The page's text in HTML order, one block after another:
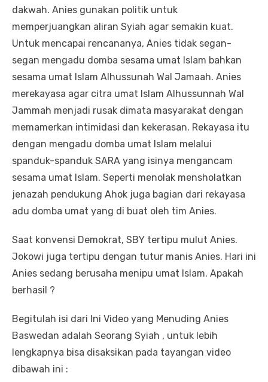
dakwah. Anies gunakan politik untuk
memperjuangkan aliran Syiah agar semakin kuat.
Untuk mencapai rencananya, Anies tidak segan-
segan mengadu domba sesama umat Islam bahkan
sesama umat Islam Alhussunah Wal Jamaah. Anies
merekayasa agar citra umat Islam Alhussunnah Wal
Jammah menjadi rusak dimata masyarakat dengan
memamerkan intimidasi dan kekerasan. Rekayasa itu
dengan mengadu domba umat Islam melalui
spanduk-spanduk SARA yang isinya mengancam
sesama umat Islam. Seperti menolak mensholatkan
jenazah pendukung Ahok juga bagian dari rekayasa
adu domba umat yang di buat oleh tim Anies.
Saat konvensi Demokrat, SBY tertipu mulut Anies.
Jokowi juga tertipu dengan tutur manis Anies. Hari ini
Anies sedang berusaha menipu umat Islam. Apakah
berhasil ?
Begitulah isi dari Ini Video yang Menuding Anies
Baswedan adalah Seorang Syiah , untuk lebih
lengkapnya bisa disaksikan pada tayangan video
dibawah ini :